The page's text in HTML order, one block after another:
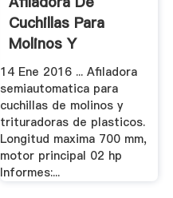
Cuchillas Para
Molinos Y
Trituradoras De.
14 Ene 2016 ... Afiladora
semiautomatica para
cuchillas de molinos y
trituradoras de plasticos.
Longitud maxima 700 mm,
motor principal 02 hp
Informes:...